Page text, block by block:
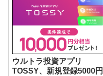
ウルトラ投資アプリ
TOSSY、新規登録5000円